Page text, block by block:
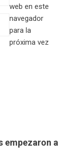
web en este
navegador
para la
próxima vez
empezaron a